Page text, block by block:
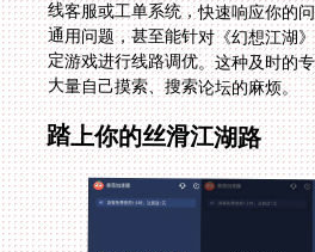
大量自己摸索、搜索论坛的麻烦。
踏上你的丝滑江湖路